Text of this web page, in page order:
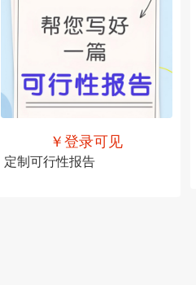
￥登录可见
定制可行性报告